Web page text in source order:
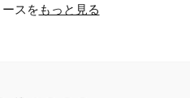
スをもっと見る